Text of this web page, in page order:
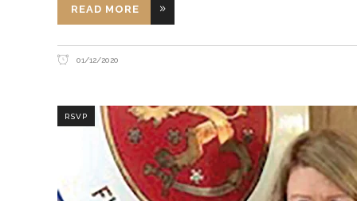
READ MORE
01/12/2020
RSVP